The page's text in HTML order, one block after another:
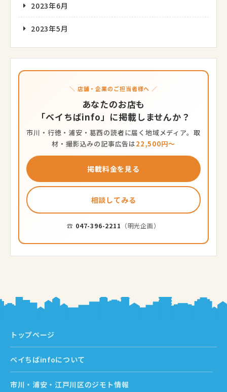
2023年6月
2023年5月
＼ 店舗・企業のご担当者様へ ／
あなたのお店も
「ベイちばinfo」に掲載しませんか？
市川・行徳・浦安・葛西の読者に届く地域メディア。取
材・撮影込みの記事広告は22,500円〜
掲載料金を見る
相談してみる
☎ 047-396-2211 （明光企画）
トップページ
ベイちばinfoについて
市川・浦安・江戸川区のジモト情報